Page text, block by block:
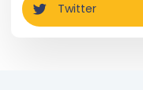
Twitter